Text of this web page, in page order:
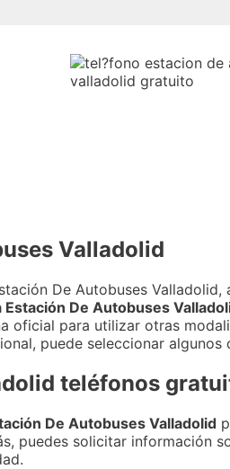
Valladolid
De Autobuses
De Autobuses
oficial para utilizar otras
puede seleccionar
teléfonos
De Autobuses Valladolid
puedes solicitar